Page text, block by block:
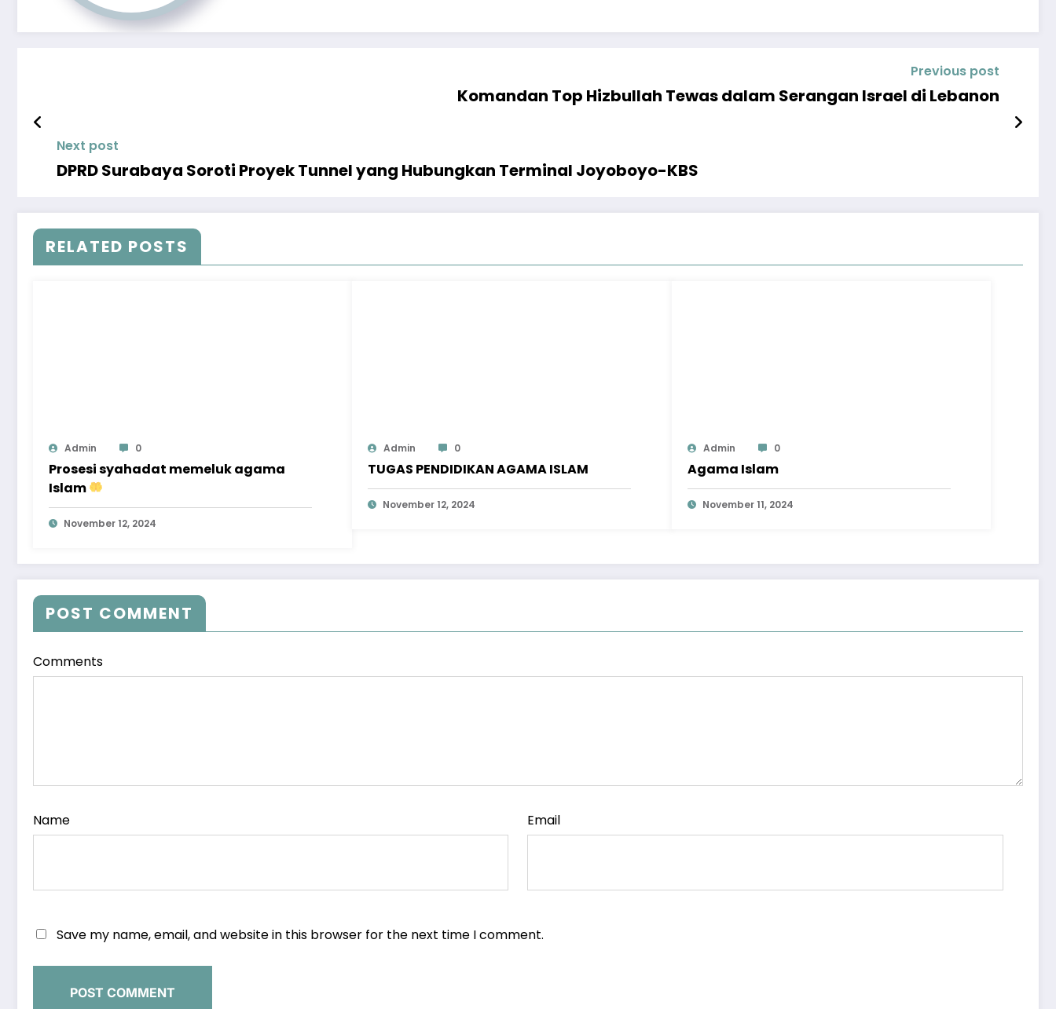
Previous post
Komandan Top Hizbullah Tewas dalam Serangan Israel di Lebanon
Next post
DPRD Surabaya Soroti Proyek Tunnel yang Hubungkan Terminal Joyoboyo-KBS
RELATED POSTS
Admin 0
Prosesi syahadat memeluk agama
Islam
November 12, 2024
Admin 0
TUGAS PENDIDIKAN AGAMA ISLAM
November 12, 2024
Admin 0
Agama Islam
November 11, 2024
POST COMMENT
Comments
Name Email
Save my name, email, and website in this browser for the next time I comment.